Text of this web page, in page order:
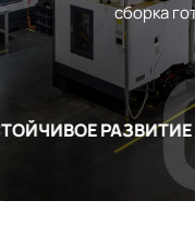
сборка
РАЗВИТИЕ